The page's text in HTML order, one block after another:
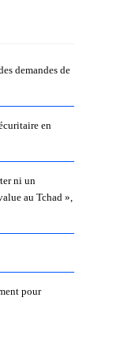
demandes de
en
ni un
au Tchad »,
pour